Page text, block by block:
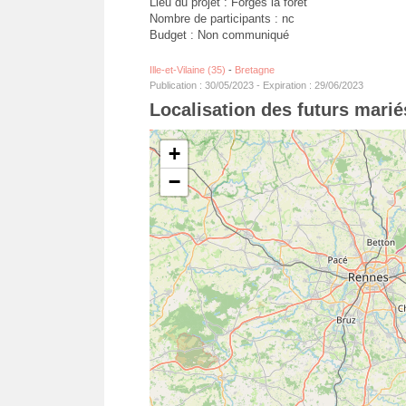
Nombre de participants : nc
Budget : Non communiqué
Ille-et-Vilaine (35) - Bretagne
Publication : 30/05/2023 - Expiration : 29/06/2023
Localisation des futurs
+
−